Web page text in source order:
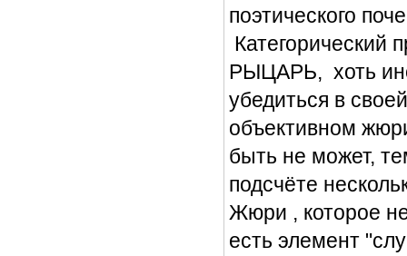
поэтического
Категорический
РЫЦАРЬ, хоть
убедиться в
объективном
быть не может,
подсчёте
Жюри , которое
есть элемент